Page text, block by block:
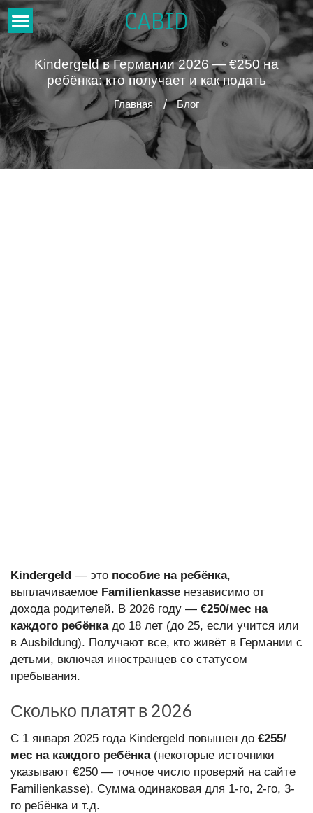
CABID
Kindergeld в Германии 2026 — €250 на
ребёнка: кто получает и как подать
Главная Блог
Kindergeld — это пособие на ребёнка,
выплачиваемое Familienkasse независимо от
дохода родителей. В 2026 году — €250/мес на
каждого ребёнкадо 18 лет (до 25, если учится или
в Ausbildung). Получают все, кто живёт в Германии с
детьми, включая иностранцев со статусом
пребывания.
Сколько платят в 2026
С 1 января 2025 года Kindergeld повышен до €255/
мес на каждого ребёнка(некоторые источники
указывают €250 — точное число проверяй на сайте
Familienkasse). Сумма одинаковая для 1-го, 2-го, 3-
го ребёнка и т.д.